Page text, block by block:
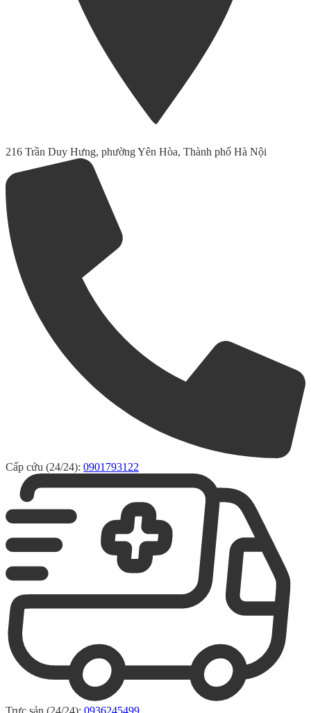
216 Trần Duy Hưng, phường Yên Hòa, Thành phố Hà Nội
Cấp cứu (24/24): 0901793122